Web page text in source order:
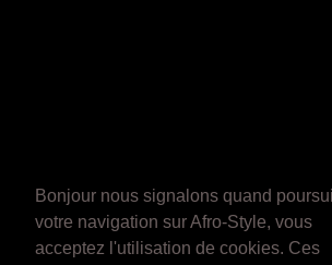
Bonjour nous signalons quand
votre navigation sur Afro-Style, vous
acceptez l'utilisation de cookies. Ces